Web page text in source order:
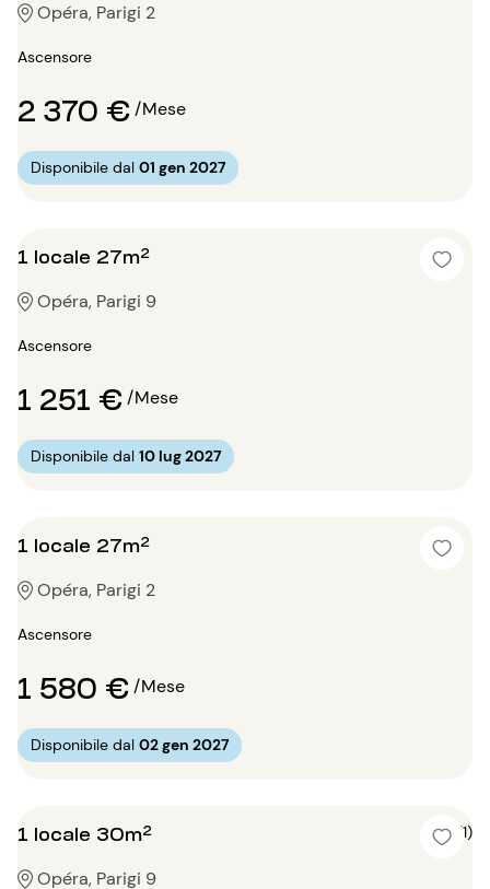
Opéra, Parigi 2
Ascensore
2 370 €/Mese
Disponibile dal 01 gen 2027
1 locale 27m²
Opéra, Parigi 9
Ascensore
1 251 €/Mese
Disponibile dal 10 lug 2027
1 locale 27m²
Opéra, Parigi 2
Ascensore
1 580 €/Mese
Disponibile dal 02 gen 2027
1 locale 30m² 5 (1)
Opéra, Parigi 9